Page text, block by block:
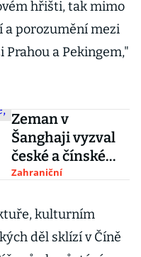
hřišti, tak mimo
a porozumění mezi
a Pekingem,"
Zeman v
Šanghaji vyzval
české a čínské
podnikatele, aby
Zahraniční
kulturním
děl sklízí v Číně